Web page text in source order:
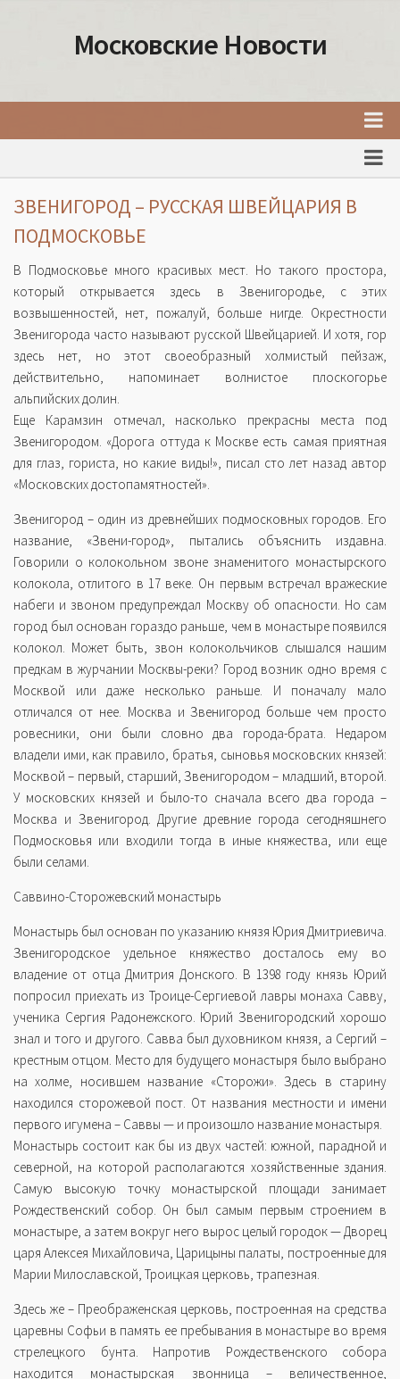
Московские Новости
События Москвы
Факты о Москве
Москва
Товары и услуги Москвы
ЗВЕНИГОРОД – РУССКАЯ ШВЕЙЦАРИЯ В
ПОДМОСКОВЬЕ
В Подмосковье много красивых мест. Но такого простора,
который открывается здесь в Звенигородье, с этих
возвышенностей, нет, пожалуй, больше нигде. Окрестности
Звенигорода часто называют русской Швейцарией. И хотя, гор
здесь нет, но этот своеобразный холмистый пейзаж,
действительно, напоминает волнистое плоскогорье
альпийских долин.
Еще Карамзин отмечал, насколько прекрасны места под
Звенигородом. «Дорога оттуда к Москве есть самая приятная
для глаз, гориста, но какие виды!», писал сто лет назад автор
«Московских достопамятностей».
Звенигород – один из древнейших подмосковных городов. Его
название, «Звени-город», пытались объяснить издавна.
Говорили о колокольном звоне знаменитого монастырского
колокола, отлитого в 17 веке. Он первым встречал вражеские
набеги и звоном предупреждал Москву об опасности. Но сам
город был основан гораздо раньше, чем в монастыре появился
колокол. Может быть, звон колокольчиков слышался нашим
предкам в журчании Москвы-реки? Город возник одно время с
Москвой или даже несколько раньше. И поначалу мало
отличался от нее. Москва и Звенигород больше чем просто
ровесники, они были словно два города-брата. Недаром
владели ими, как правило, братья, сыновья московских князей:
Москвой – первый, старший, Звенигородом – младший, второй.
У московских князей и было-то сначала всего два города –
Москва и Звенигород. Другие древние города сегодняшнего
Подмосковья или входили тогда в иные княжества, или еще
были селами.
Саввино-Сторожевский монастырь
Монастырь был основан по указанию князя Юрия Дмитриевича.
Звенигородское удельное княжество досталось ему во
владение от отца Дмитрия Донского. В 1398 году князь Юрий
попросил приехать из Троице-Сергиевой лавры монаха Савву,
ученика Сергия Радонежского. Юрий Звенигородский хорошо
знал и того и другого. Савва был духовником князя, а Сергий –
крестным отцом. Место для будущего монастыря было выбрано
на холме, носившем название «Сторожи». Здесь в старину
находился сторожевой пост. От названия местности и имени
первого игумена – Саввы — и произошло название монастыря.
Монастырь состоит как бы из двух частей: южной, парадной и
северной, на которой располагаются хозяйственные здания.
Самую высокую точку монастырской площади занимает
Рождественский собор. Он был самым первым строением в
монастыре, а затем вокруг него вырос целый городок — Дворец
царя Алексея Михайловича, Царицыны палаты, построенные для
Марии Милославской, Троицкая церковь, трапезная.
Здесь же – Преображенская церковь, построенная на средства
царевны Софьи в память ее пребывания в монастыре во время
стрелецкого бунта. Напротив Рождественского собора
находится монастырская звонница – величественное,